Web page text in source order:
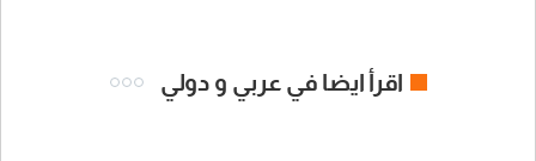
اقرأ ايضا في عربي و دولي